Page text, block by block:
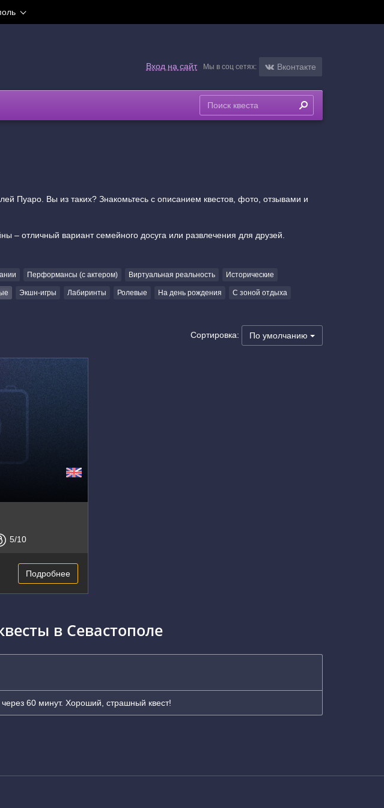
Вход на сайт Мы в соц сетях: Вконтакте
Пуаро. Вы из таких? Знакомьтесь с описанием квестов, фото, отзывами и
– отличный вариант семейного досуга или развлечения для друзей.
Перформансы (с актером) Виртуальная реальность Исторические
Экшн-игры Лабиринты Ролевые На день рождения С зоной отдыха
Сортировка: По умолчанию
5/10
Подробнее
в Севастополе
60 минут. Хороший, страшный квест!